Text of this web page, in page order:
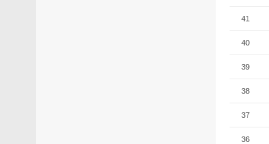
41
40
39
38
37
36